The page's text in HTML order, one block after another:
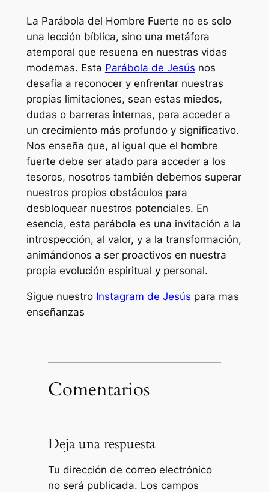
La Parábola del Hombre Fuerte no es solo
una lección bíblica, sino una metáfora
atemporal que resuena en nuestras vidas
modernas. Esta Parábola de Jesús nos
desafía a reconocer y enfrentar nuestras
propias limitaciones, sean estas miedos,
dudas o barreras internas, para acceder a
un crecimiento más profundo y significativo.
Nos enseña que, al igual que el hombre
fuerte debe ser atado para acceder a los
tesoros, nosotros también debemos superar
nuestros propios obstáculos para
desbloquear nuestros potenciales. En
esencia, esta parábola es una invitación a la
introspección, al valor, y a la transformación,
animándonos a ser proactivos en nuestra
propia evolución espiritual y personal.
Sigue nuestro Instagram de Jesús para mas
enseñanzas
Comentarios
Deja una respuesta
Tu dirección de correo electrónico
no será publicada. Los campos